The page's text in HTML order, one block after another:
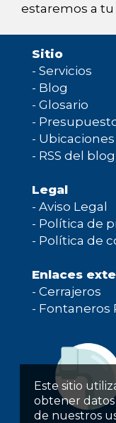
Este sitio
obtener datos
de nuestros
estaremos a tu
Sitio
- Servicios
- Blog
- Glosario
-
- Ubicaciones
- RSS del blog
Legal
- Aviso Legal
- Política de
- Política de
Enlaces
- Cerrajeros
- Fontaneros